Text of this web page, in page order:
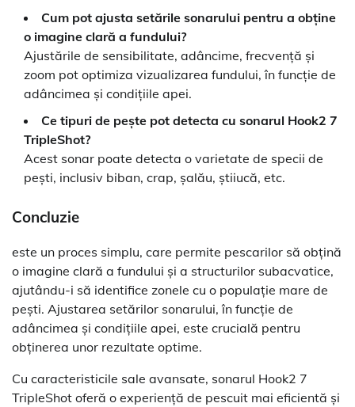
Cum pot ajusta setările sonarului pentru a obține
o imagine clară a fundului?
Ajustările de sensibilitate, adâncime, frecvență și
zoom pot optimiza vizualizarea fundului, în funcție de
adâncimea și condițiile apei.
Ce tipuri de pește pot detecta cu sonarul Hook2 7
TripleShot?
Acest sonar poate detecta o varietate de specii de
pești, inclusiv biban, crap, șalău, știiucă, etc.
Concluzie
este un proces simplu, care permite pescarilor să obțină
o imagine clară a fundului și a structurilor subacvatice,
ajutându-i să identifice zonele cu o populație mare de
pești. Ajustarea setărilor sonarului, în funcție de
adâncimea și condițiile apei, este crucială pentru
obținerea unor rezultate optime.
Cu caracteristicile sale avansate, sonarul Hook2 7
TripleShot oferă o experiență de pescuit mai eficientă și